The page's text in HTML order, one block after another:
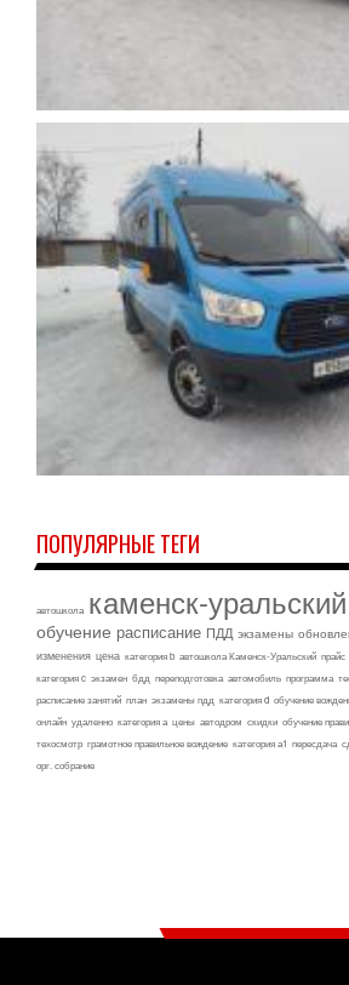
ПОПУЛЯРНЫЕ ТЕГИ
автошкола каменск-уральский
обучение расписание ПДД экзамены
изменения цена категория b автошкола Каменск-Уральский прайс
категория c экзамен бдд переподготовка автомобиль программа
расписание занятий план экзамены пдд категория d обучение
онлайн удаленно категория а цены автодром скидки обучение
техосмотр грамотное правильное вождение категория а1 пересдача
орг. собрание